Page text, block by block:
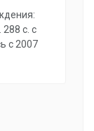
с. с
с 2007